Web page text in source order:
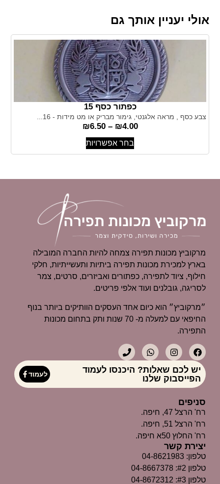
אולי יעניין אותך גם
כפתור כסף 15
צבע כסף , מראה אלגנטי, גימור מבריק או מט מידות - 16...
₪4.00
–
₪6.50
בחר אפשרויות
מרקוביץ מכונות תפירה צמחה להיות החברה המובילה
בארץ למכירת מכונות תפירה ביתיות ותעשייתיות, חלקי
חילוף, ציוד לתפירה, כפתורים ואביזרים, סרטים, צמר
לסריגה, גובלנים ועוד אלפי פריטים.
״מרקוביץ״ הוא כיום אחד העסקים הוותיקים ביותר בנוף
החיפאי עם למעלה מ- 70 שנות ותק בתחום מכונות
התפירה.
יש לכם שאלות? היכנסו לעמוד
הפייסבוק שלנו
לעמוד
סניפים
רח' הרצל 47, חיפה.
רח' הרצל 51, חיפה.
רח' החלוץ 50א חיפה.
יצירת קשר
טלפון: 04-8621983
טלפון #2: 04-8667378
טלפון #3: 04-8672312